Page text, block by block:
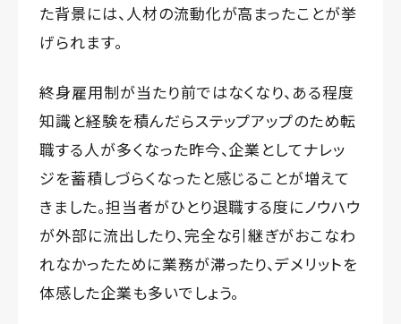
た背景には、人材の流動化が高まったことが挙
げられます。
終身雇用制が当たり前ではなくなり、ある程度
知識と経験を積んだらステップアップのため転
職する人が多くなった昨今、企業としてナレッ
ジを蓄積しづらくなったと感じることが増えて
きました。担当者がひとり退職する度にノウハウ
が外部に流出したり、完全な引継ぎがおこなわ
れなかったために業務が滞ったり、デメリットを
体感した企業も多いでしょう。